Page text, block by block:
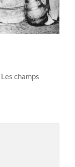
Les champs